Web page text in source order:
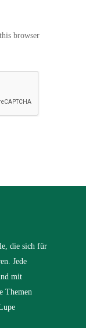
browser
die sich für
Jede
mit
Themen